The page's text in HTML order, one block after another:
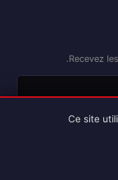
Recevez
🍪 Ce site